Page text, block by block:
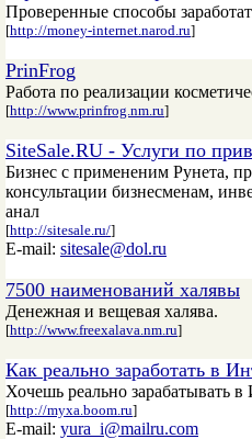
Проверенные способы
[http://money-internet.narod.ru]
PrinFrog
Работа по реализации
[http://www.prinfrog.nm.ru]
SiteSale.RU - Услуги по
Бизнес с примененим Рунета,
консультации бизнесменам,
анал
[http://sitesale.ru/]
E-mail: sitesale@dol.ru
7500 наименований халявы
Денежная и вещевая халява.
[http://www.freexalava.nm.ru]
Как реально заработать в
Хочешь реально зарабатывать
[http://myxa.boom.ru]
E-mail: yura_i@mailru.com